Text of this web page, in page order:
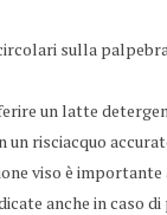
sulla
un latte
risciacquo
viso è
anche in caso